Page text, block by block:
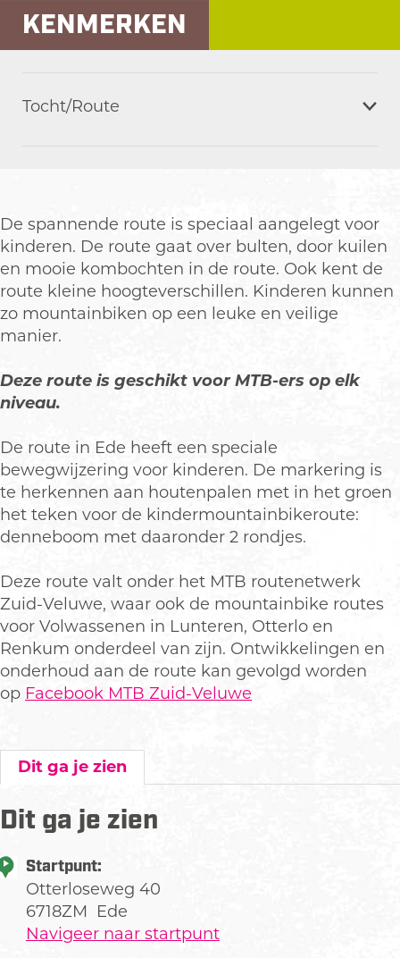
KENMERKEN
Tocht/Route
De spannende route is speciaal aangelegt voor
kinderen. De route gaat over bulten, door kuilen
en mooie kombochten in de route. Ook kent de
route kleine hoogteverschillen. Kinderen kunnen
zo mountainbiken op een leuke en veilige
manier.
Deze route is geschikt voor MTB-ers op elk
niveau.
De route in Ede heeft een speciale
bewegwijzering voor kinderen. De markering is
te herkennen aan houtenpalen met in het groen
het teken voor de kindermountainbikeroute:
denneboom met daaronder 2 rondjes.
Deze route valt onder het MTB routenetwerk
Zuid-Veluwe, waar ook de mountainbike routes
voor Volwassenen in Lunteren, Otterlo en
Renkum onderdeel van zijn. Ontwikkelingen en
onderhoud aan de route kan gevolgd worden
op Facebook MTB Zuid-Veluwe
Dit ga je zien
Dit ga je zien
Startpunt:
Otterloseweg 40
6718ZM Ede
Navigeer naar startpunt